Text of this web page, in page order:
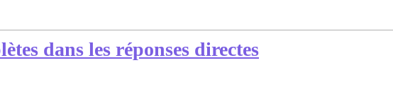
dans les réponses directes